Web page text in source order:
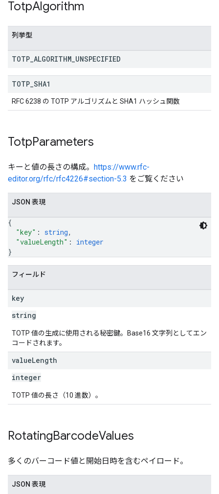
TotpAlgorithm
列挙型
TOTP ALGORITHM UNSPECIFIED
TOTP SHA1
RFC 6238 の TOTP アルゴリズムと SHA1 ハッシュ関数
TotpParameters
キーと値の長さの構成。 https://www.rfc-
editor.org/rfc/rfc4226#section-5.3 をご覧ください
JSON 表現
{
"key" : string,
"valueLength" : integer
}
フィールド
key
string
TOTP 値の生成に使用される秘密鍵。Base16 文字列としてエン
コードされます。
valueLength
integer
TOTP 値の長さ（10 進数）。
RotatingBarcodeValues
多くのバーコード値と開始日時を含むペイロード。
JSON 表現